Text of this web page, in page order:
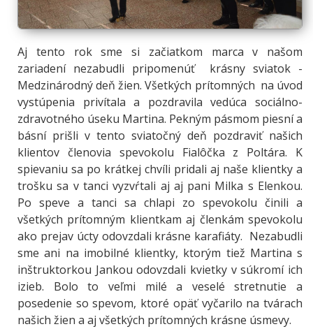
Aj tento rok sme si začiatkom marca v našom
zariadení nezabudli pripomenúť krásny sviatok -
Medzinárodný deň žien. Všetkých prítomných na úvod
vystúpenia privítala a pozdravila vedúca sociálno-
zdravotného úseku Martina. Pekným pásmom piesní a
básní prišli v tento sviatočný deň pozdraviť našich
klientov členovia spevokolu Fialôčka z Poltára. K
spievaniu sa po krátkej chvíli pridali aj naše klientky a
trošku sa v tanci vyzvŕtali aj aj pani Milka s Elenkou.
Po speve a tanci sa chlapi zo spevokolu činili a
všetkých prítomným klientkam aj členkám spevokolu
ako prejav úcty odovzdali krásne karafiáty. Nezabudli
sme ani na imobilné klientky, ktorým tiež Martina s
inštruktorkou Jankou odovzdali kvietky v súkromí ich
izieb. Bolo to veľmi milé a veselé stretnutie a
posedenie so spevom, ktoré opäť vyčarilo na tvárach
našich žien a aj všetkých prítomných krásne úsmevy.